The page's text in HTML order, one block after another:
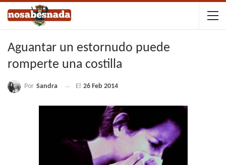
Aguantar un estornudo puede
romperte una costilla
Por Sandra El 26 Feb 2014